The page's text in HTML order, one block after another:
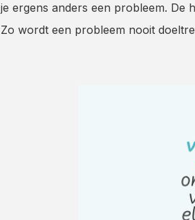
je ergens anders een probleem. De
Zo wordt een probleem nooit